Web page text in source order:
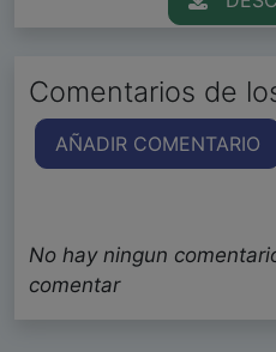
Comentarios de
AÑADIR COMENTARIO
No hay ningun
comentar